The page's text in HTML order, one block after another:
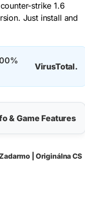
strike 1.6
Just install and
VirusTotal.
& Game Features
| Originálna CS